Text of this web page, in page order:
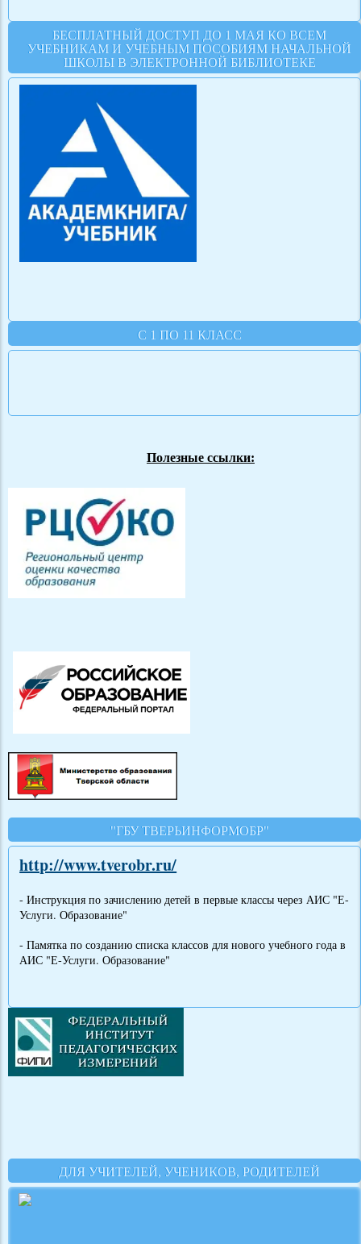
БЕСПЛАТНЫЙ ДОСТУП ДО 1 МАЯ КО ВСЕМ
УЧЕБНИКАМ И УЧЕБНЫМ ПОСОБИЯМ НАЧАЛЬНОЙ
ШКОЛЫ В ЭЛЕКТРОННОЙ БИБЛИОТЕКЕ
С 1 ПО 11 КЛАСС
Полезные ссылки:
"ГБУ ТВЕРЬИНФОРМОБР"
http://www.tverobr.ru/
- Инструкция по зачислению детей в первые классы через АИС "Е-
Услуги. Образование"
- Памятка по созданию списка классов для нового учебного года в
АИС "Е-Услуги. Образование"
ДЛЯ УЧИТЕЛЕЙ, УЧЕНИКОВ, РОДИТЕЛЕЙ